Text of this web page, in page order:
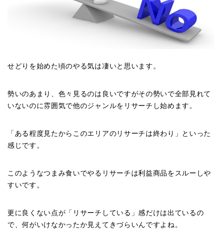
せどりを始めた頃のやる気は凄いと思います。
勢いのあまり、色々見るのは良いですがその勢いで全部見れて
いないのに雰囲気で他のジャンルをリサーチし始めます。
「ある程度見たからこのエリアのリサーチは終わり」といった
感じです。
このようなつまみ食いでやるリサーチは利益商品をスルーしや
すいです。
更に良くない点が「リサーチしている」感だけは出ているの
で、何がいけなかったか見えてきづらいんですよね。